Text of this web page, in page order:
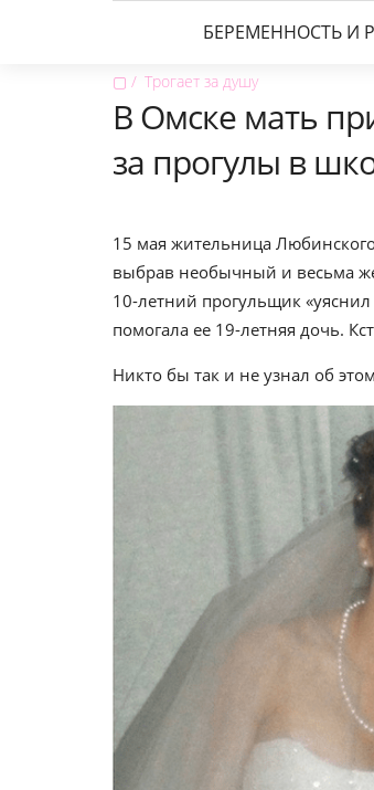
БЕРЕМЕННОСТЬ И
▢ Трогает за душу
В Омске мать
за прогулы в
15 мая жительница
выбрав необычный и весьма
10-летний прогульщик
помогала ее 19-летняя дочь.
Никто бы так и не узнал об